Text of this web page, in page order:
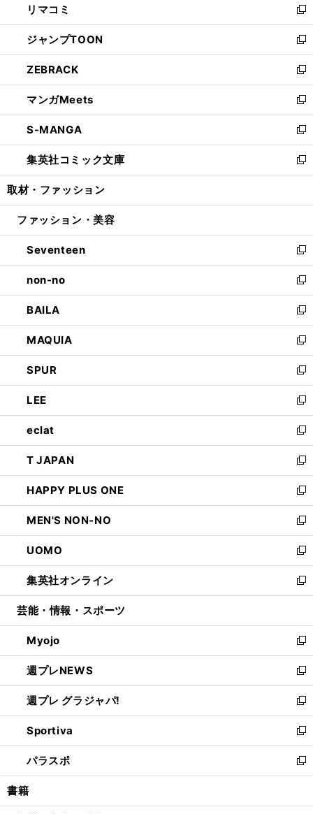
で
開
く
ド
ウ
で
開
く
ィ
ン
ド
ウ
で
開
く
い
ウ
ィ
ン
ド
ウ
で
開
く
リマコミ
新
し
い
ウ
ィ
ン
ド
ウ
で
開
く
ジャンプTOON
新
し
い
ウ
ィ
ン
ド
ウ
で
開
ZEBRACK
新
し
い
ウ
ィ
ン
ド
ウ
開
マンガMeets
新
し
い
ウ
ィ
ン
ウ
開
く
S-MANGA
新
し
い
ウ
ン
ウ
で
開
く
集英社コミック文庫
新
し
ウ
ン
ド
ウ
で
開
く
取材・ファッション
ファッション・美容
Seventeen
新
し
い
ウ
ィ
ン
ド
ウ
で
開
く
non-no
新
し
い
ウ
ィ
ン
ド
ウ
で
開
く
BAILA
新
し
い
ウ
ィ
ン
ド
ウ
で
開
く
MAQUIA
新
し
い
ウ
ィ
ン
ド
ウ
で
開
く
SPUR
新
し
い
ウ
ィ
ン
ド
ウ
で
開
く
LEE
新
し
い
ウ
ィ
ン
ド
ウ
で
開
く
eclat
新
し
い
ウ
ィ
ン
ド
ウ
で
開
く
T JAPAN
新
し
い
ウ
ィ
ン
ド
ウ
で
開
HAPPY PLUS ONE
新
し
い
ウ
ィ
ン
ド
ウ
開
く
MEN'S NON-NO
新
し
い
ウ
ィ
ン
ウ
で
開
く
UOMO
新
し
い
ウ
ン
ド
ウ
で
開
く
集英社オンライン
新
し
ウ
ィ
ン
ド
ウ
で
開
く
芸能・情報・スポーツ
Myojo
新
し
い
ウ
ィ
ン
ド
ウ
で
開
週プレNEWS
新
し
い
ウ
ィ
ン
ド
ウ
開
週プレ グラジャパ!
新
し
い
ウ
ィ
ン
ウ
Sportiva
新
し
い
ウ
ン
パラスポ
新
し
ウ
書籍